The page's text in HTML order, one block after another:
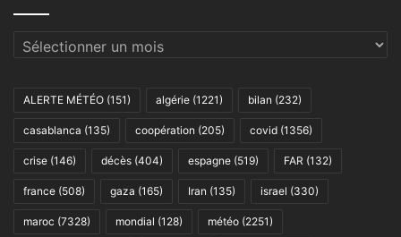
Archives
ALERTE MÉTÉO (151) algérie (1221) bilan (232)
casablanca (135) coopération (205) covid (1356)
crise (146) décès (404) espagne (519) FAR (132)
france (508) gaza (165) Iran (135) israel (330)
maroc (7328) mondial (128) météo (2251)